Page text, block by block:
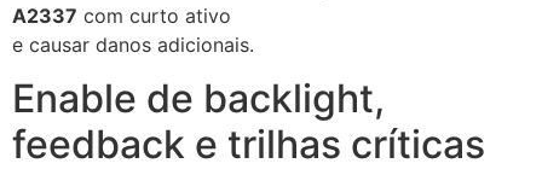
A2337 com curto ativo
e causar danos adicionais.
Enable de backlight,
feedback e trilhas críticas